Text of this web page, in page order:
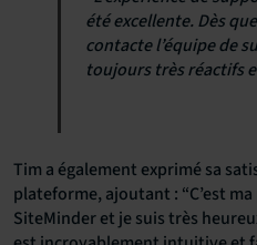
été excellente. Dès
contacte l’équipe de
toujours très réactifs
Tim a également exprimé sa
plateforme, ajoutant : “C’est
SiteMinder et je suis très